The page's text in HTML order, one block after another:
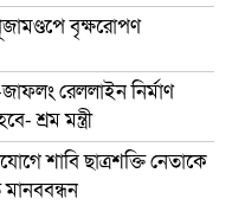
বৃক্ষরোপণ
রেললাইন নির্মাণ
শ্রম মন্ত্রী
শাবি ছাত্রশক্তি নেতাকে
মানববন্ধন